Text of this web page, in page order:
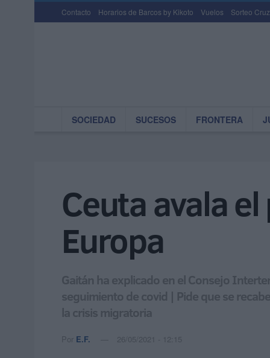
Contacto Horarios de Barcos by Kikoto Vuelos Sorteo
SOCIEDAD SUCESOS FRONTERA
Ceuta avala
Europa
Gaitán ha explicado en el Consejo
seguimiento de covid | Pide que se
la crisis migratoria
Por E.F. 26/05/2021 - 12:15